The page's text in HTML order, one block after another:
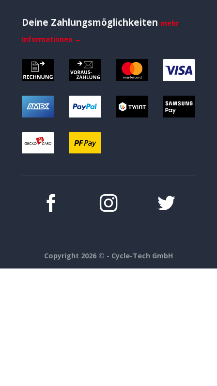
Deine Zahlungsmöglichkeiten mehr
Informationen →
Copyright 2026 © - Cycle-Tech GmbH